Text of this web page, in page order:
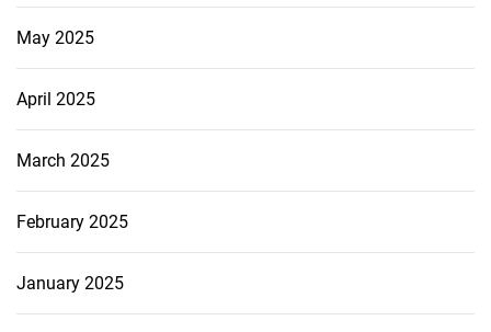
May 2025
April 2025
March 2025
February 2025
January 2025